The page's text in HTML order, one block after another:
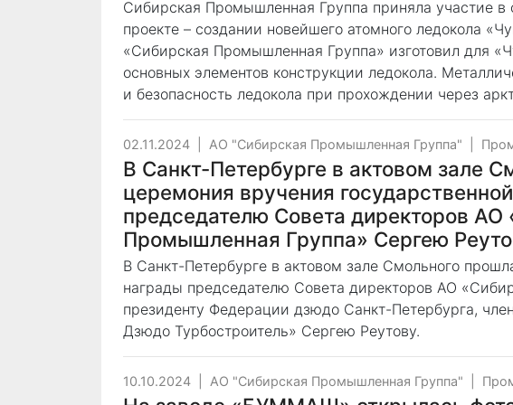
Сибирская Промышленная Группа приняла участие в
проекте – создании новейшего атомного ледокола
«Сибирская Промышленная Группа» изготовил для
основных элементов конструкции ледокола.
и безопасность ледокола при прохождении через
02.11.2024 АО "Сибирская Промышленная Группа"
В Санкт-Петербурге в актовом зале
церемония вручения
председателю Совета директоров АО
Промышленная Группа» Сергею
В Санкт-Петербурге в актовом зале Смольного
награды председателю Совета директоров АО
президенту Федерации дзюдо Санкт-Петербурга,
Дзюдо Турбостроитель» Сергею Реутову.
10.10.2024 АО "Сибирская Промышленная Группа"